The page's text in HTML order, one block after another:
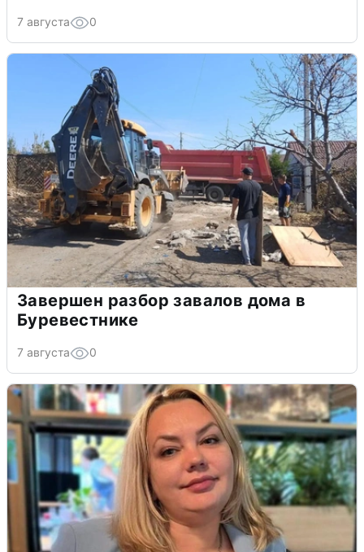
7 августа 0
Завершен разбор завалов дома в
Буревестнике
7 августа 0